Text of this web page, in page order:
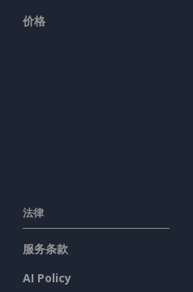
价格
法律
服务条款
AI Policy